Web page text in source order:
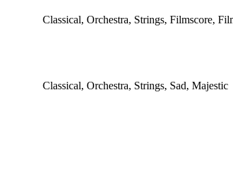
Classical, Orchestra, Strings, Filmscore,
Classical, Orchestra, Strings, Sad, Majestic